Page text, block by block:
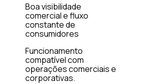
Boa visibilidade
comercial e fluxo
constante de
consumidores
Funcionamento
compatível com
operações comerciais e
corporativas.